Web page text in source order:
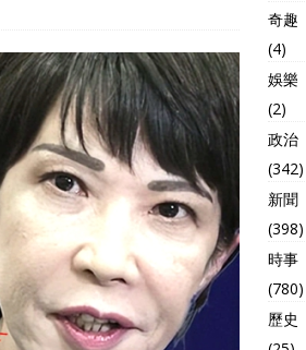
奇趣
(4)
娛樂
(2)
政治
(342)
新聞
(398)
時事
(780)
歷史